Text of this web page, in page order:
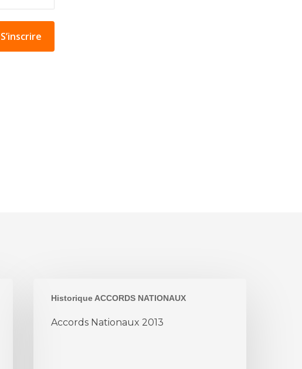
Historique ACCORDS NATIONAUX
Nationaux
Accords Nationaux 2013